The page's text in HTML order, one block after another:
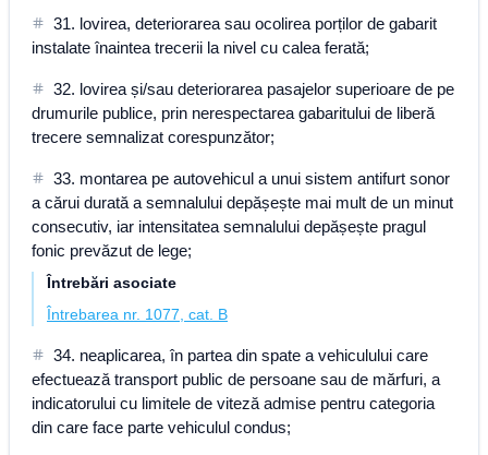
31. lovirea, deteriorarea sau ocolirea porților de gabarit
instalate înaintea trecerii la nivel cu calea ferată;
32. lovirea și/sau deteriorarea pasajelor superioare de pe
drumurile publice, prin nerespectarea gabaritului de liberă
trecere semnalizat corespunzător;
33. montarea pe autovehicul a unui sistem antifurt sonor
a cărui durată a semnalului depășește mai mult de un minut
consecutiv, iar intensitatea semnalului depășește pragul
fonic prevăzut de lege;
Întrebări asociate
Întrebarea nr. 1077, cat. B
34. neaplicarea, în partea din spate a vehiculului care
efectuează transport public de persoane sau de mărfuri, a
indicatorului cu limitele de viteză admise pentru categoria
din care face parte vehiculul condus;